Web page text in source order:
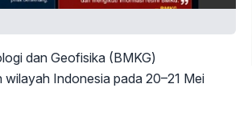
dan Geofisika (BMKG)
Indonesia pada 20–21 Mei